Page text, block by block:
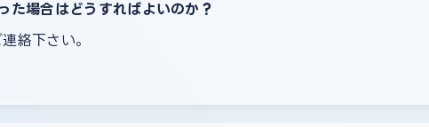
た場合はどうすればよいのか？
絡下さい。